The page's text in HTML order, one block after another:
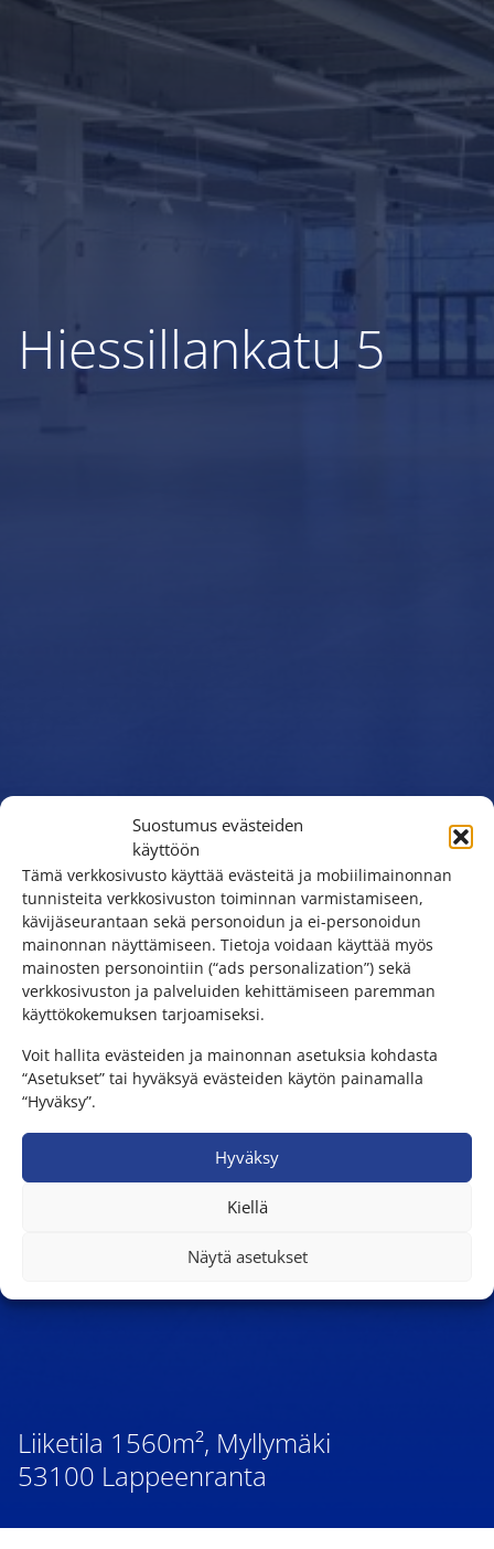
Suostumus evästeiden
käyttöön
Tämä verkkosivusto käyttää evästeitä ja mobiilimainonnan
tunnisteita verkkosivuston toiminnan varmistamiseen,
kävijäseurantaan sekä personoidun ja ei-personoidun
mainonnan näyttämiseen. Tietoja voidaan käyttää myös
mainosten personointiin (“ads personalization”) sekä
verkkosivuston ja palveluiden kehittämiseen paremman
käyttökokemuksen tarjoamiseksi.
Voit hallita evästeiden ja mainonnan asetuksia kohdasta
“Asetukset” tai hyväksyä evästeiden käytön painamalla
“Hyväksy”.
Hyväksy
Kiellä
Näytä asetukset
Hiessillankatu 5
Liiketila 1560m², Myllymäki
53100 Lappeenranta